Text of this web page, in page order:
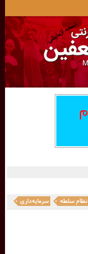
نظام سلطه سرمایه‌داری